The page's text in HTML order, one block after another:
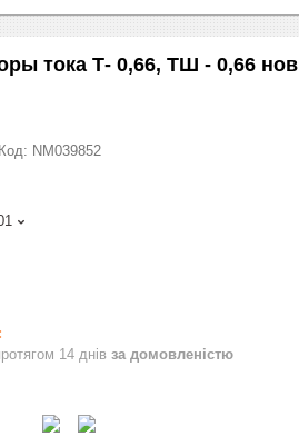
тока Т- 0,66, ТШ - 0,66 нов
Код: NM039852
14 днів за домовленістю